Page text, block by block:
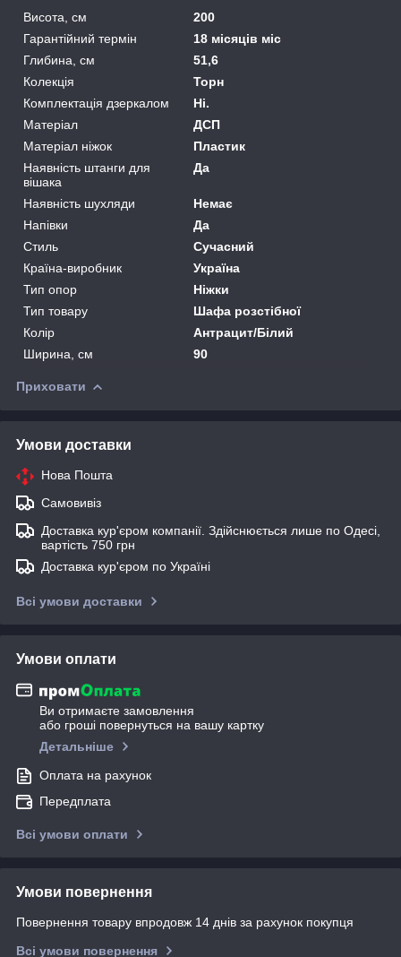
Висота, см
200
Гарантійний термін
18 місяців міс
Глибина, см
51,6
Колекція
Торн
Комплектація дзеркалом
Ні.
Матеріал
ДСП
Матеріал ніжок
Пластик
Наявність штанги для
вішака
Да
Наявність шухляди
Немає
Напівки
Да
Стиль
Сучасний
Країна-виробник
Україна
Тип опор
Ніжки
Тип товару
Шафа розстібної
Колір
Антрацит/Білий
Ширина, см
90
Приховати
Умови доставки
Нова Пошта
Самовивіз
Доставка кур'єром компанії. Здійснюється лише по Одесі,
вартість 750 грн
Доставка кур'єром по Україні
Всі умови доставки
Умови оплати
Ви отримаєте замовлення
або гроші повернуться на вашу картку
Детальніше
Оплата на рахунок
Передплата
Всі умови оплати
Умови повернення
Повернення товару впродовж 14 днів за рахунок покупця
Всі умови повернення